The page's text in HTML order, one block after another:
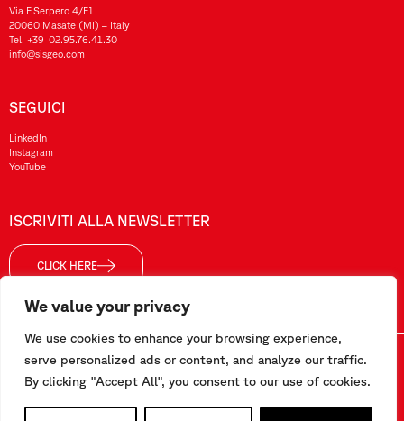
We value your privacy
We use cookies to enhance your browsing experience,
serve personalized ads or content, and analyze our traffic.
By clicking "Accept All", you consent to our use of cookies.
Via F.Serpero 4/F1
20060 Masate (MI) – Italy
Tel. +39-02.95.76.41.30
info@sisgeo.com
SEGUICI
LinkedIn
Instagram
YouTube
ISCRIVITI ALLA NEWSLETTER
CLICK HERE
Sisgeo SRL – P. IVA/ CF / Reg. Imp. di MI: 10732420152 – REA: 1413159 – Cap. Soc. €99.000,00 i.v
Questo sito è stato realizzato daPipeline Srl